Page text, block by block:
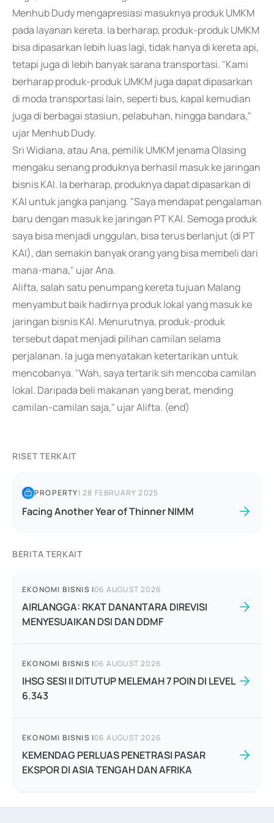
Menhub Dudy mengapresiasi masuknya produk UMKM
pada layanan kereta. Ia berharap, produk-produk UMKM
bisa dipasarkan lebih luas lagi, tidak hanya di kereta api,
tetapi juga di lebih banyak sarana transportasi. "Kami
berharap produk-produk UMKM juga dapat dipasarkan
di moda transportasi lain, seperti bus, kapal kemudian
juga di berbagai stasiun, pelabuhan, hingga bandara,"
ujar Menhub Dudy.
Sri Widiana, atau Ana, pemilik UMKM jenama Olasing
mengaku senang produknya berhasil masuk ke jaringan
bisnis KAI. Ia berharap, produknya dapat dipasarkan di
KAI untuk jangka panjang. "Saya mendapat pengalaman
baru dengan masuk ke jaringan PT KAI. Semoga produk
saya bisa menjadi unggulan, bisa terus berlanjut (di PT
KAI), dan semakin banyak orang yang bisa membeli dari
mana-mana," ujar Ana.
Alifta, salah satu penumpang kereta tujuan Malang
menyambut baik hadirnya produk lokal yang masuk ke
jaringan bisnis KAI. Menurutnya, produk-produk
tersebut dapat menjadi pilihan camilan selama
perjalanan. Ia juga menyatakan ketertarikan untuk
mencobanya. "Wah, saya tertarik sih mencoba camilan
lokal. Daripada beli makanan yang berat, mending
camilan-camilan saja," ujar Alifta. (end)
RISET TERKAIT
PROPERTY|28 FEBRUARY 2025
Facing Another Year of Thinner NIMM
BERITA TERKAIT
EKONOMI BISNIS |06 AUGUST 2026
AIRLANGGA: RKAT DANANTARA DIREVISI
MENYESUAIKAN DSI DAN DDMF
EKONOMI BISNIS |06 AUGUST 2026
IHSG SESI II DITUTUP MELEMAH 7 POIN DI LEVEL
6.343
EKONOMI BISNIS |06 AUGUST 2026
KEMENDAG PERLUAS PENETRASI PASAR
EKSPOR DI ASIA TENGAH DAN AFRIKA